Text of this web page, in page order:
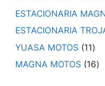
ESTACIONARIA
ESTACIONARIA
YUASA MOTOS
11
MAGNA MOTOS
16